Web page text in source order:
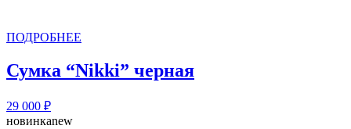
ПОДРОБНЕЕ
Сумка “Nikki” черная
29 000 ₽
новинкаnew